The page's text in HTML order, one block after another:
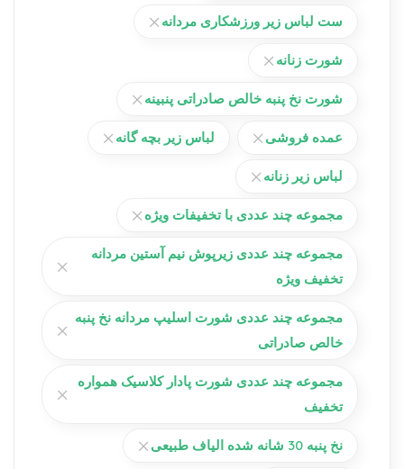
ست لباس زیر ورزشکاری مردانه
شورت زنانه
شورت نخ پنبه خالص صادراتی پنبینه
عمده فروشی لباس زیر بچه گانه
لباس زیر زنانه
مجموعه چند عددی با تخفیفات ویژه
مجموعه چند عددی زیرپوش نیم آستین مردانه
تخفیف ویژه
مجموعه چند عددی شورت اسلیپ مردانه نخ پنبه
خالص صادراتی
مجموعه چند عددی شورت پادار کلاسیک همواره
تخفیف
نخ پنبه 30 شانه شده الیاف طبیعی